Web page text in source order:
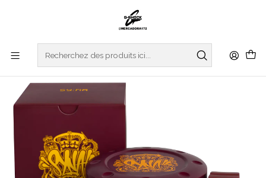
G-SHOCK
SYNA Collaboration DW-6900CC25-4ER